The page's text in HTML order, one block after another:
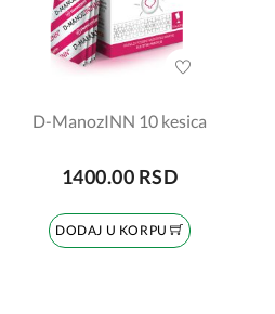
D-ManozINN 10 kesica
1400.00 RSD
DODAJ U KORPU